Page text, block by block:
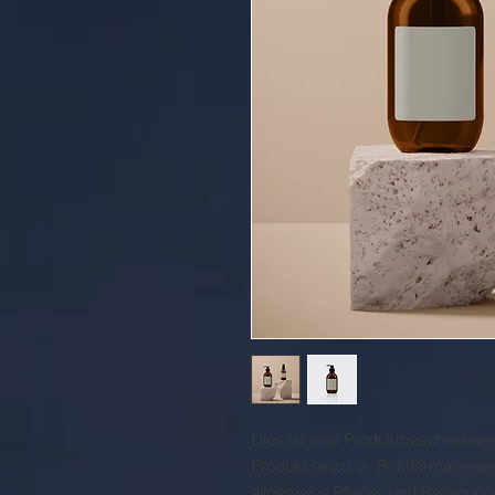
Dies ist eine
Produkt hinzu, z. B.